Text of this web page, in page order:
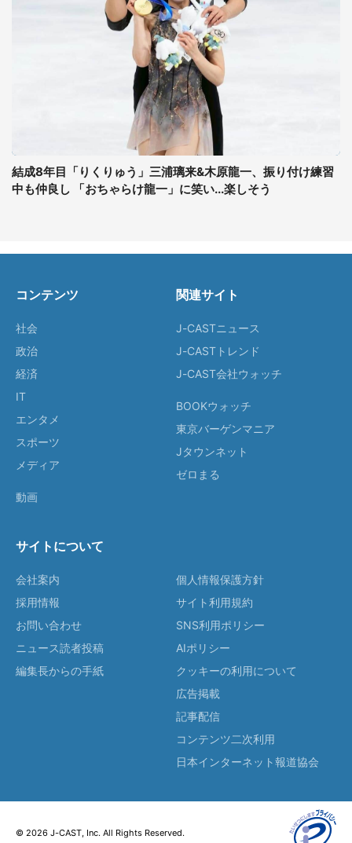
結成8年目「りくりゅう」三浦璃来&木原龍一、振り付け練習
中も仲良し 「おちゃらけ龍一」に笑い...楽しそう
コンテンツ
社会
政治
経済
IT
エンタメ
スポーツ
メディア
動画
関連サイト
J-CASTニュース
J-CASTトレンド
J-CAST会社ウォッチ
BOOKウォッチ
東京バーゲンマニア
Jタウンネット
ゼロまる
サイトについて
会社案内
採用情報
お問い合わせ
ニュース読者投稿
編集長からの手紙
個人情報保護方針
サイト利用規約
SNS利用ポリシー
AIポリシー
クッキーの利用について
広告掲載
記事配信
コンテンツ二次利用
日本インターネット報道協会
© 2026 J-CAST, Inc. All Rights Reserved.